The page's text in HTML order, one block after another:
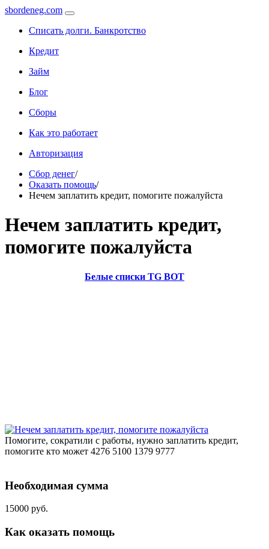
sbordeneg.com
Списать долги. Банкротство
Кредит
Займ
Блог
Сборы
Как это работает
Авторизация
Сбор денег/
Оказать помощь/
Нечем заплатить кредит, помогите пожалуйста
Нечем заплатить кредит,
помогите пожалуйста
Белые списки TG BOT
Помогите, сократили с работы, нужно заплатить кредит,
помогите кто может 4276 5100 1379 9777
Необходимая сумма
15000 руб.
Как оказать помощь